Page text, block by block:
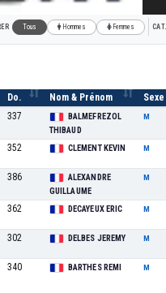
Tous Hommes Femmes CAT.
Do. Nom & Prénom Sexe
337
BALMEFREZOL
THIBAUD
M
352 CLEMENT KEVIN M
386
ALEXANDRE
GUILLAUME
M
362 DECAYEUX ERIC M
302 DELBES JEREMY M
340 BARTHES REMI M